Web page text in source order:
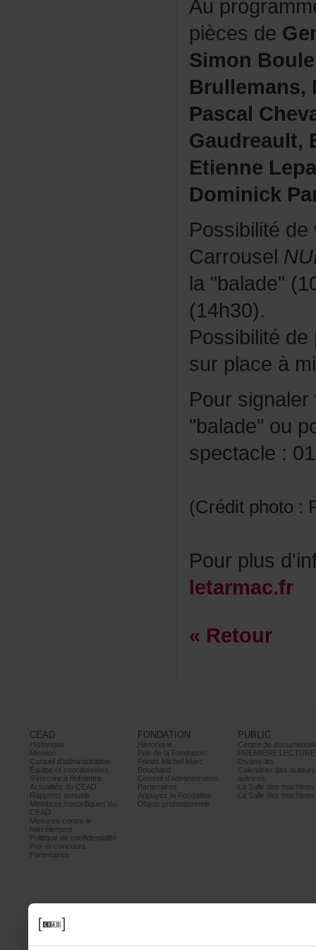
piècesde
Carrousel
(14h30).
letarmac.fr
«Retour
CEAD
Historique
Mission
Conseild’administration
Équipeetcoordonnées
S’inscrireàl’infolettre
ActualitésduCEAD
Rapportsannuels
Membreshonorifiquesdu
CEAD
Mesurescontrele
harcèlement
Politiquedeconfidentialité
Prixetconcours
Partenaires
FONDATION
Historique
PrixdelaFondation
FondsMichelMarc
Bouchard
Conseild’administration
Partenaires
AppuyezlaFondation
Objetspromotionnels
PUBLIC
PREMIÈRELECTURE
Divans-lits
autrices